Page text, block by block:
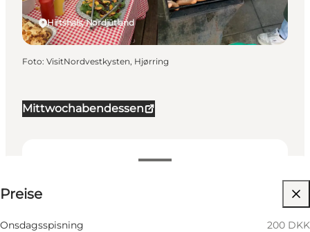
Mittwochabendessen
Preise
Onsdagsspisning 200 DKK
Hirtshals, Nordjütland
Foto: VisitNordvestkysten, Hjørring